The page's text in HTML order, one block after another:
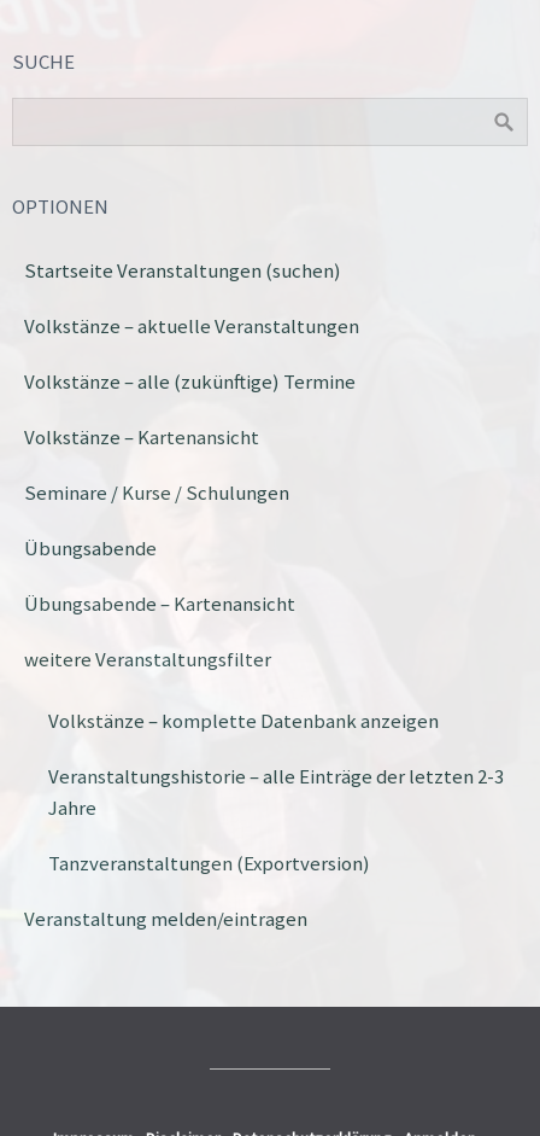
SUCHE
OPTIONEN
Startseite Veranstaltungen (suchen)
Volkstänze – aktuelle Veranstaltungen
Volkstänze – alle (zukünftige) Termine
Volkstänze – Kartenansicht
Seminare / Kurse / Schulungen
Übungsabende
Übungsabende – Kartenansicht
weitere Veranstaltungsfilter
Volkstänze – komplette Datenbank anzeigen
Veranstaltungshistorie – alle Einträge der letzten 2-3
Jahre
Tanzveranstaltungen (Exportversion)
Veranstaltung melden/eintragen